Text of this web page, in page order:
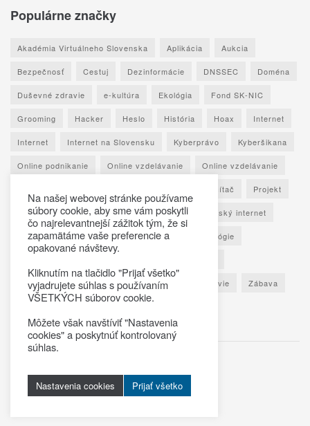
Populárne značky
Akadémia Virtuálneho Slovenska Aplikácia Aukcia
Bezpečnosť Cestuj Dezinformácie DNSSEC Doména
Duševné zdravie e-kultúra Ekológia Fond SK-NIC
Grooming Hacker Heslo História Hoax Internet
Internet Internet na Slovensku Kyberprávo Kyberšikana
Online podnikanie Online vzdelávanie Online vzdelávanie
Počítač Projekt
Ransomware Rozhovor Seniori Slovenský internet
Sociálne siete Spoznaj Slovensko Technológie
Výročná správa Zaujímavé štatistiky Zdravie Zábava
© 2025Virtualno.sk
Na našej webovej stránke používame
súbory cookie, aby sme vám poskytli
čo najrelevantnejší zážitok tým, že si
zapamätáme vaše preferencie a
opakované návštevy.
Kliknutím na tlačidlo "Prijať všetko"
vyjadrujete súhlas s používaním
VŠETKÝCH súborov cookie.
Môžete však navštíviť "Nastavenia
cookies" a poskytnúť kontrolovaný
súhlas.
Nastavenia cookies Prijať všetko